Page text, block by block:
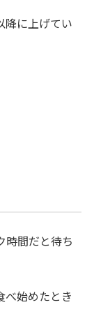
降に上げてい
時間だと待ち
べ始めたとき